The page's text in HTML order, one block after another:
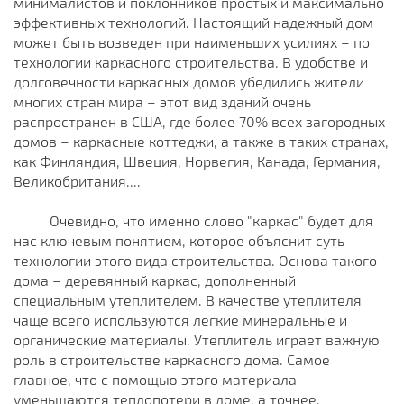
эффективных технологий. Настоящий надежный дом
может быть возведен при наименьших усилиях – по
технологии каркасного строительства. В удобстве и
долговечности каркасных домов убедились жители
многих стран мира – этот вид зданий очень
распространен в США, где более 70% всех загородных
домов – каркасные коттеджи, а также в таких странах,
как Финляндия, Швеция, Норвегия, Канада, Германия,
Великобритания....
Очевидно, что именно слово "каркас" будет для
нас ключевым понятием, которое объяснит суть
технологии этого вида строительства. Основа такого
дома – деревянный каркас, дополненный
специальным утеплителем. В качестве утеплителя
чаще всего используются легкие минеральные и
органические материалы. Утеплитель играет важную
роль в строительстве каркасного дома. Самое
главное, что с помощью этого материала
уменьшаются теплопотери в доме, а точнее,